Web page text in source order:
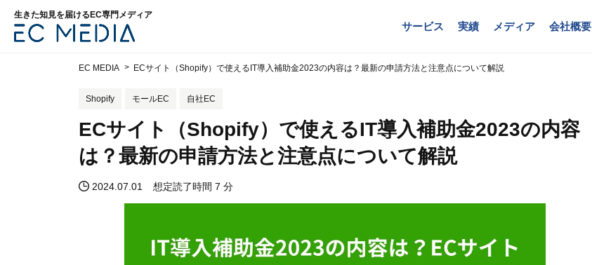
生きた知見を届けるEC専門メディア
サービス 実績 メディア 会社概要
EC MEDIA ECサイト（Shopify）で使えるIT導入補助金2023の内容は？最新の申請方法と注意点について解説
Shopify モールEC 自社EC
ECサイト（Shopify）で使えるIT導入補助金2023の内容
は？最新の申請方法と注意点について解説
2024.07.01 想定読了時間 7 分